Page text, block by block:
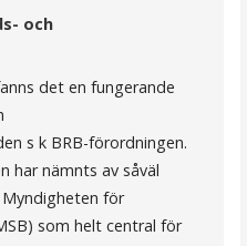
och
det en fungerande
s k BRB-förordningen.
har nämnts av såväl
för
som helt central för